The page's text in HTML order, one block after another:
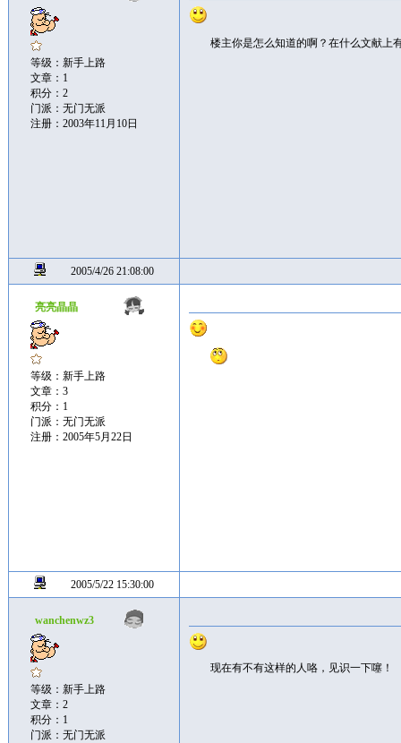
等级：新手上路
文章：1
积分：2
门派：无门无派
注册：2003年11月10日
楼主你是怎么知道的啊？在什么文献上
2005/4/26 21:08:00
亮亮晶晶
等级：新手上路
文章：3
积分：1
门派：无门无派
注册：2005年5月22日
2005/5/22 15:30:00
wanchenwz3
等级：新手上路
文章：2
积分：1
门派：无门无派
现在有不有这样的人咯，见识一下噻！